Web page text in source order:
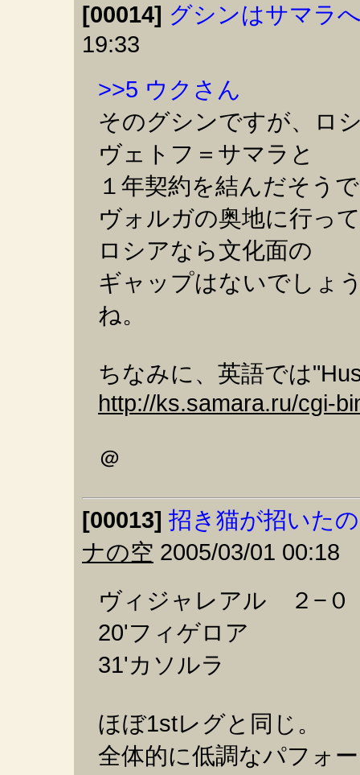
[00014] グシンはサマラ
19:33
>>5 ウクさん
そのグシンですが、ロ
ヴェトフ＝サマラと
１年契約を結んだそう
ヴォルガの奥地に行っ
ロシアなら文化面の
ギャップはないでしょ
ね。
ちなみに、英語では
http://ks.samara.ru/cgi-
＠
[00013] 招き猫が招いた
ナの空 2005/03/01 00:18
ヴィジャレアル ２−
20'フィゲロア
31'カソルラ
ほぼ1stレグと同じ。
全体的に低調なパフォ